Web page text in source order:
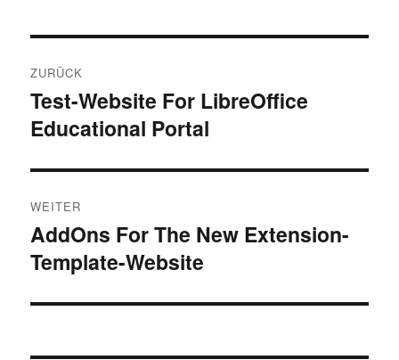
ZURÜCK
Vorheriger
Beitrag:
Test-Website For LibreOffice
Educational Portal
WEITER
Nächster
Beitrag:
AddOns For The New Extension-
Template-Website